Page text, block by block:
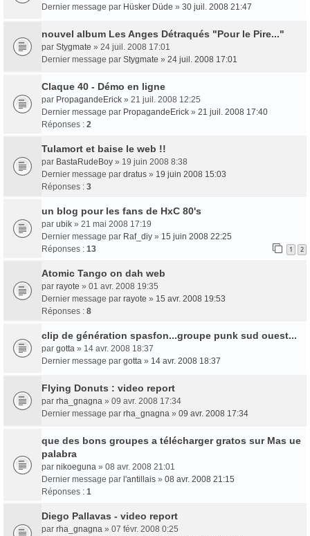
Dernier message par Hüsker Düde » 30 juil. 2008 21:47
nouvel album Les Anges Détraqués "Pour le Pire..."
par Stygmate » 24 juil. 2008 17:01
Dernier message par Stygmate » 24 juil. 2008 17:01
Claque 40 - Démo en ligne
par PropagandeErick » 21 juil. 2008 12:25
Dernier message par PropagandeErick » 21 juil. 2008 17:40
Réponses : 2
Tulamort et baise le web !!
par BastaRudeBoy » 19 juin 2008 8:38
Dernier message par dratus » 19 juin 2008 15:03
Réponses : 3
un blog pour les fans de HxC 80's
par ubik » 21 mai 2008 17:19
Dernier message par Raf_diy » 15 juin 2008 22:25
Réponses : 13 1 2
Atomic Tango on dah web
par rayote » 01 avr. 2008 19:35
Dernier message par rayote » 15 avr. 2008 19:53
Réponses : 8
clip de génération spasfon...groupe punk sud ouest...
par gotta » 14 avr. 2008 18:37
Dernier message par gotta » 14 avr. 2008 18:37
Flying Donuts : video report
par rha_gnagna » 09 avr. 2008 17:34
Dernier message par rha_gnagna » 09 avr. 2008 17:34
que des bons groupes a télécharger gratos sur Mas ue
palabra
par nikoeguna » 08 avr. 2008 21:01
Dernier message par l'antillais » 08 avr. 2008 21:15
Réponses : 1
Diego Pallavas - video report
par rha_gnagna » 07 févr. 2008 0:25